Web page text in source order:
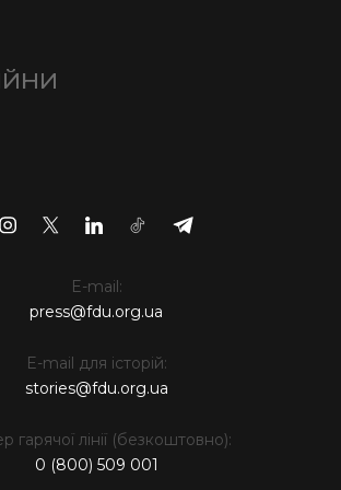
E-mail:
press@fdu.org.ua
E-mail для історій:
stories@fdu.org.ua
гарячої лінії (безкоштовно):
0 (800) 509 001